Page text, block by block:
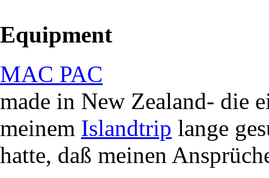
Equipment
MAC PAC
made in New Zealand- die
meinem Islandtrip lange
hatte, daß meinen